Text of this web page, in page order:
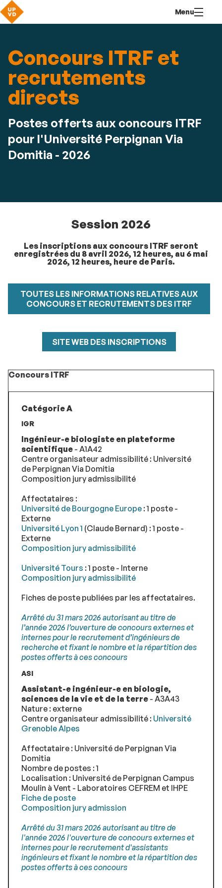
contenu
Menu
Concours ITRF et
recrutements
directs
Postes offerts aux concours ITRF
pour l'Université Perpignan Via
Domitia - 2026
Session 2026
Les inscriptions aux concours ITRF seront
enregistrées du 8 avril 2026, 12 heures, au 6 mai
2026, 12 heures, heure de Paris.
TOUTES LES INFORMATIONS RELATIVES AUX
CONCOURS ET RECRUTEMENTS DES ITRF
SITE WEB DES INSCRIPTIONS
Concours ITRF
Catégorie A
IGR
Ingénieur-e biologiste en plateforme
scientifique - A1A42
Centre organisateur admissibilité : Université
de Perpignan Via Domitia
Composition jury admissibilité
Affectataires :
Université de Bourgogne Europe : 1 poste -
Externe
Université Lyon 1 (Claude Bernard) : 1 poste -
Externe
Composition jury admissibilité
Université Tours : 1 poste - Interne
Composition jury admissibilité
Fiches de poste publiées par les affectataires.
Arrêté du 31 mars 2026 autorisant au titre de
l’année 2026 l’ouverture de concours externes et
internes pour le recrutement d’ingénieurs de
recherche et ﬁxant le nombre et la répartition des
postes offerts à ces concours
ASI
Assistant-e ingénieur-e en biologie,
sciences de la vie et de la terre - A3A43
Nature : externe
Centre organisateur admissibilité : Université
Grenoble Alpes
Affectataire : Université de Perpignan Via
Domitia
Nombre de postes : 1
Localisation : Université de Perpignan Campus
Moulin à Vent - Laboratoires CEFREM et IHPE
Fiche de poste
Composition jury admission
Arrêté du 31 mars 2026 autorisant au titre de
l'année 2026 l'ouverture de concours externes et
internes pour le recrutement d'assistants
ingénieurs et fixant le nombre et la répartition des
postes offerts à ces concours